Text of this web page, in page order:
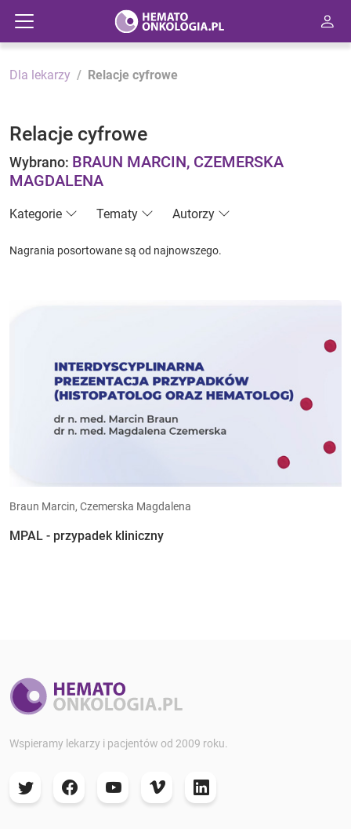
Dla lekarzy Relacje cyfrowe
Relacje cyfrowe
Wybrano: BRAUN MARCIN, CZEMERSKA
MAGDALENA
Kategorie Tematy Autorzy
Nagrania posortowane są od najnowszego.
Braun Marcin, Czemerska Magdalena
MPAL - przypadek kliniczny
Wspieramy lekarzy i pacjentów od 2009 roku.